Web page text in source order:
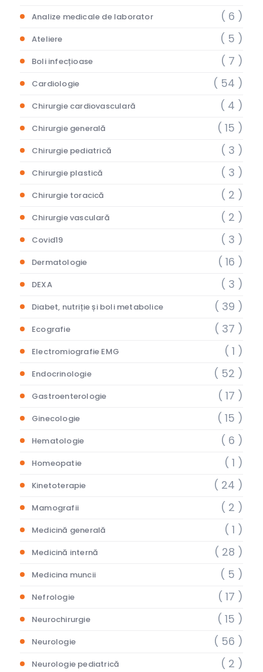
Analize medicale de laborator ( 6 )
Ateliere ( 5 )
Boli infecțioase ( 7 )
Cardiologie ( 54 )
Chirurgie cardiovasculară ( 4 )
Chirurgie generală ( 15 )
Chirurgie pediatrică ( 3 )
Chirurgie plastică ( 3 )
Chirurgie toracică ( 2 )
Chirurgie vasculară ( 2 )
Covid19 ( 3 )
Dermatologie ( 16 )
DEXA ( 3 )
Diabet, nutriție și boli metabolice ( 39 )
Ecografie ( 37 )
Electromiografie EMG ( 1 )
Endocrinologie ( 52 )
Gastroenterologie ( 17 )
Ginecologie ( 15 )
Hematologie ( 6 )
Homeopatie ( 1 )
Kinetoterapie ( 24 )
Mamografii ( 2 )
Medicină generală ( 1 )
Medicină internă ( 28 )
Medicina muncii ( 5 )
Nefrologie ( 17 )
Neurochirurgie ( 15 )
Neurologie ( 56 )
Neurologie pediatrică ( 2 )